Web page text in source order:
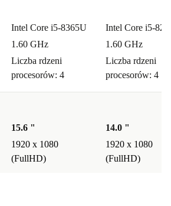
Intel Core i5-8365U
1.60 GHz
Liczba rdzeni
procesorów: 4
Intel Core i5-
1.60 GHz
Liczba rdzeni
procesorów: 4
15.6 "
1920 x 1080
(FullHD)
14.0 "
1920 x 1080
(FullHD)